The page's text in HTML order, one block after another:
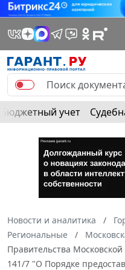
Бюджетный учет
Новости и аналитика
Региональные
Правительства
141/7 "О Порядке